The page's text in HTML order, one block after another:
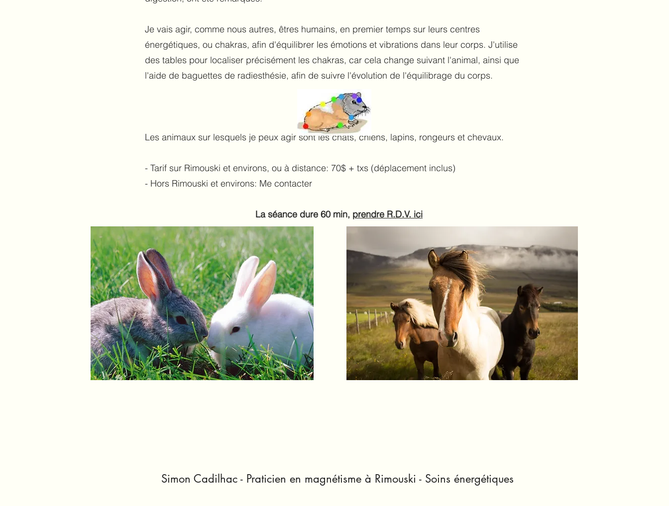
Je vais agir, comme nous autres, êtres humains, en premier temps sur leurs centres
énergétiques, ou chakras, afin d'équilibrer les émotions et vibrations dans leur corps. J'utilise
des tables pour localiser précisément les chakras, car cela change suivant l'animal, ainsi que
l'aide de baguettes de radiesthésie, afin de suivre l'évolution de l'équilibrage du corps.
Les animaux sur lesquels je peux agir sont les chats, chiens, lapins, rongeurs et chevaux.
- Tarif sur Rimouski et environs, ou à distance: 70$ + txs (déplacement inclus)
- Hors Rimouski et environs: Me contacter
La séance dure 60 min, prendre R.D.V. ici
Simon Cadilhac - Praticien en magnétisme à Rimouski - Soins énergétiques